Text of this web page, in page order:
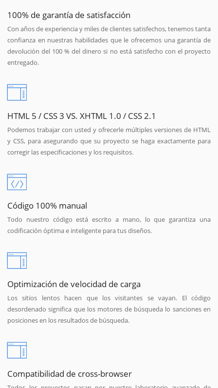
100% de garantía de satisfacción
Con años de experiencia y miles de clientes satisfechos, tenemos tanta
confianza en nuestras habilidades que le ofrecemos una garantía de
devolución del 100 % del dinero si no está satisfecho con el proyecto
entregado.
HTML 5 / CSS 3 VS. XHTML 1.0 / CSS 2.1
Podemos trabajar con usted y ofrecerle múltiples versiones de HTML
y CSS, para asegurando que su proyecto se haga exactamente para
corregir las especificaciones y los requisitos.
Código 100% manual
Todo nuestro código está escrito a mano, lo que garantiza una
codificación óptima e inteligente para tus diseños.
Optimización de velocidad de carga
Los sitios lentos hacen que los visitantes se vayan. El código
desordenado significa que los motores de búsqueda lo sanciones en
posiciones en los resultados de búsqueda.
Compatibilidad de cross-browser